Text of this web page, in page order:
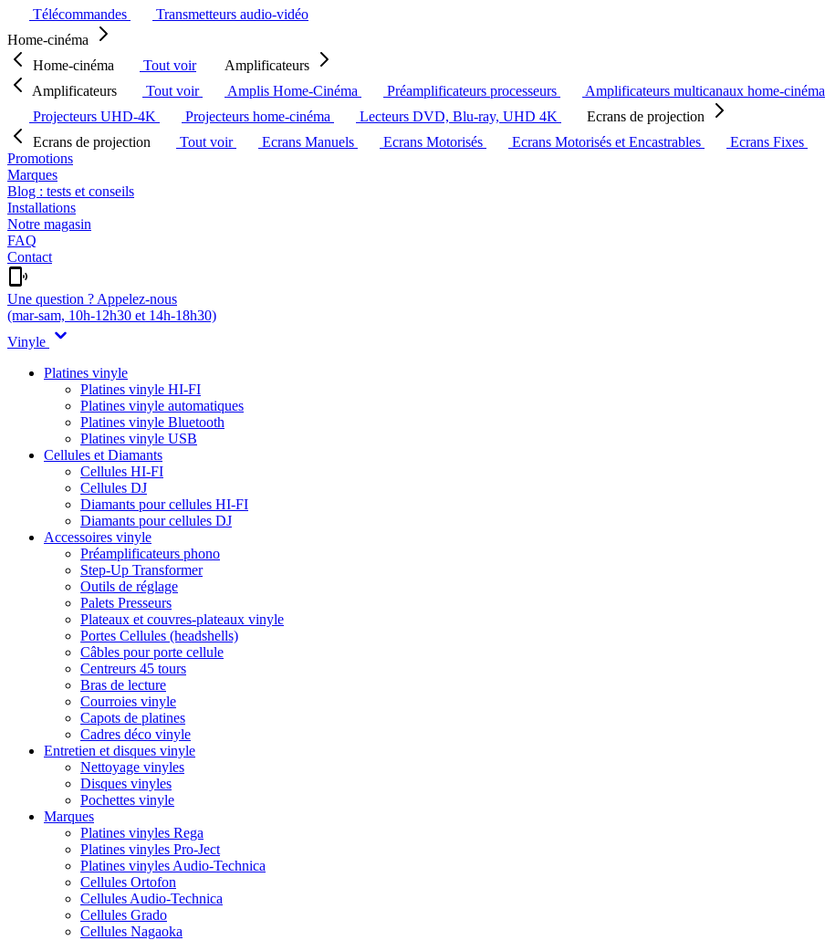
Télécommandes
Transmetteurs audio-vidéo
Home-cinéma
Home-cinéma
Tout voir
Amplificateurs
Amplificateurs
Tout voir Amplis Home-Cinéma Préamplificateurs processeurs
Amplificateurs multicanaux home-cinéma
Projecteurs UHD-4K
Projecteurs home-cinéma Lecteurs DVD, Blu-ray, UHD 4K
Ecrans de projection
Ecrans de projection
Tout voir Ecrans Manuels Ecrans Motorisés Ecrans Motorisés et Encastrables Ecrans Fixes
Promotions
Marques
Blog : tests et conseils
Installations
Notre magasin
FAQ
Contact
Une question ? Appelez-nous
(mar-sam, 10h-12h30 et 14h-18h30)
Vinyle
Platines vinyle
Platines vinyle HI-FI
Platines vinyle automatiques
Platines vinyle Bluetooth
Platines vinyle USB
Cellules et Diamants
Cellules HI-FI
Cellules DJ
Diamants pour cellules HI-FI
Diamants pour cellules DJ
Accessoires vinyle
Préamplificateurs phono
Step-Up Transformer
Outils de réglage
Palets Presseurs
Plateaux et couvres-plateaux vinyle
Portes Cellules (headshells)
Câbles pour porte cellule
Centreurs 45 tours
Bras de lecture
Courroies vinyle
Capots de platines
Cadres déco vinyle
Entretien et disques vinyle
Nettoyage vinyles
Disques vinyles
Pochettes vinyle
Marques
Platines vinyles Rega
Platines vinyles Pro-Ject
Platines vinyles Audio-Technica
Cellules Ortofon
Cellules Audio-Technica
Cellules Grado
Cellules Nagaoka